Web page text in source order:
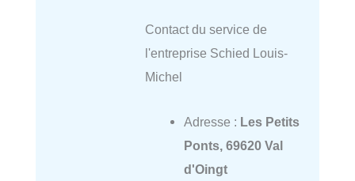
Contact du service de
l'entreprise Schied Louis-
Michel
Adresse : Les Petits
Ponts, 69620 Val
d'Oingt